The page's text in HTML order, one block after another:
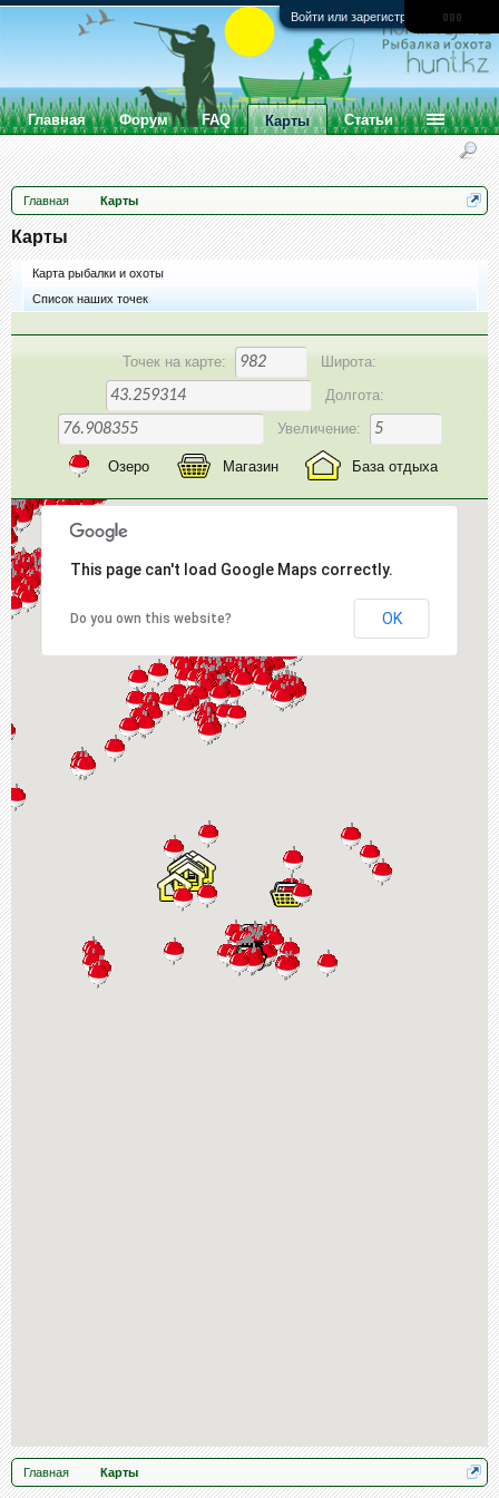
Войти или зарегистрироваться
Главная Карты
Карты
Карта рыбалки и охоты
Список наших точек
Точек на карте:
Широта:
Долгота:
Увеличение:
Озеро Магазин База отдыха
This page can't load Google Maps correctly.
Do you own this website? OK
Главная Карты
Главная Форум FAQ Карты Статьи